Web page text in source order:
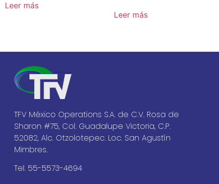
Leer más
Leer más
TFV México Operations S.A. de C.V. Rosa de
Sharon #75, Col. Guadalupe Victoria, C.P.
52082, Alc. Otzolotepec. Loc. San Agustín
Mimbres.
Tel. 55-5573-4694